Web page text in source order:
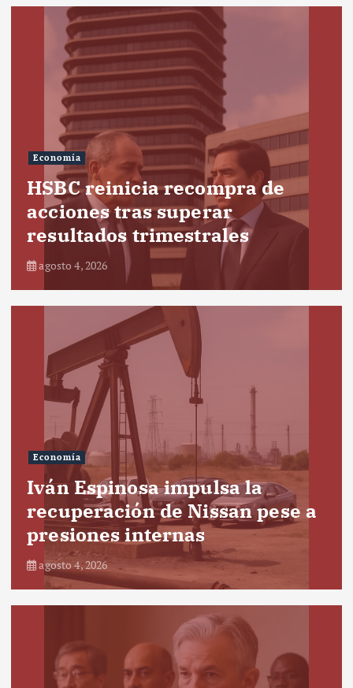
Economía
HSBC reinicia recompra de
acciones tras superar
resultados trimestrales
agosto 4, 2026
Economía
Iván Espinosa impulsa la
recuperación de Nissan pese a
presiones internas
agosto 4, 2026